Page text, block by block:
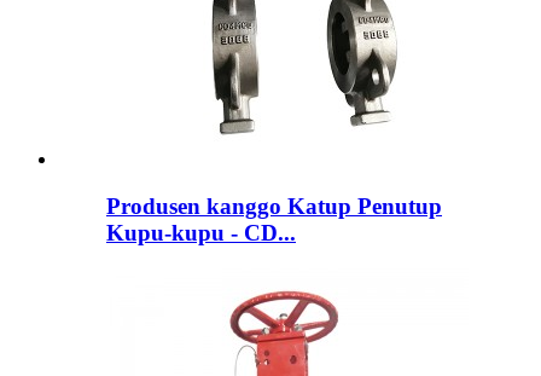
Produsen kanggo Katup Penutup
Kupu-kupu - CD...